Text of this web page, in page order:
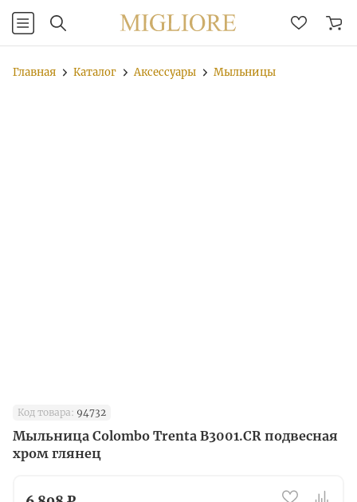
Главная Каталог Аксессуары Мыльницы
Код товара: 94732
Мыльница Colombo Trenta B3001.CR подвесная
хром глянец